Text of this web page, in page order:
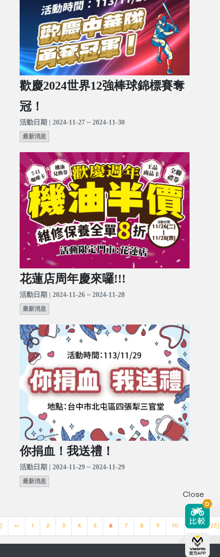
歡慶2024世界12強棒球錦標賽奪
冠！
活動日期 | 2024-11-27 ~ 2024-11-30
最新消息
花蓮店周年慶來囉!!!
活動日期 | 2024-11-26 ~ 2024-11-28
最新消息
你捐血！我送禮！
活動日期 | 2024-11-29 ~ 2024-11-29
最新消息
<< 1 2 3 4 5 6 7 8 9 10 >> [23]
Close
0